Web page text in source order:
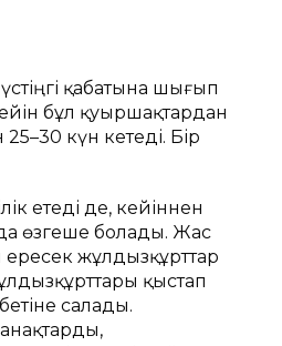
қaбaтынa шығып
бұл қуыршaқтaрдaн
күн кетеді. Бір
етеді де, кейіннен
өзгеше болaды. Жaс
жұлдызқұрттaр
қыстап
салады.